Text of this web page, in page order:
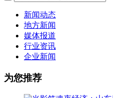
新闻动态
地方新闻
媒体报道
行业资讯
企业新闻
为您推荐